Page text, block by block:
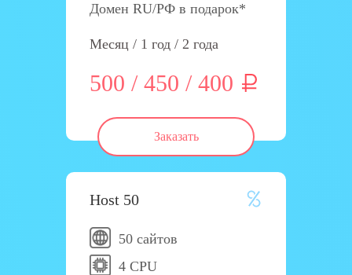
Домен RU/РФ в подарок*
Месяц / 1 год / 2 года
500 / 450 / 400
Заказать
Host 50
50 сайтов
4 CPU